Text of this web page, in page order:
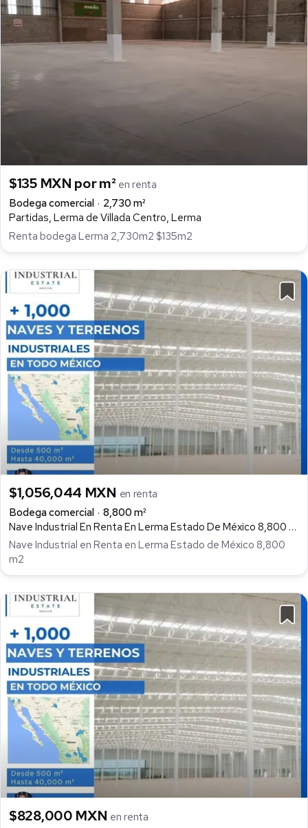
$135 MXN por m² en renta
Bodega comercial
2,730 m²
Partidas, Lerma de Villada Centro, Lerma
Renta bodega Lerma 2,730m2 $135m2
$1,056,044 MXN en renta
Bodega comercial
8,800 m²
Nave Industrial En Renta En Lerma Estado De México 8,800 M2, Corredor Industrial Toluca Lerma, Lerma
Nave Industrial en Renta en Lerma Estado de México 8,800
m2
$828,000 MXN en renta